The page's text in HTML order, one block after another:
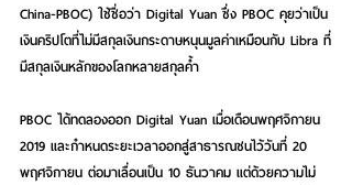
China-PBOC) ใช้ชื่อว่า Digital Yuan ซึ่ง PBOC คุยว่าเป็น
เงินคริปโตที่ไม่มีสกุลเงินกระดาษหนุนมูลค่าเหมือนกับ Libra ที่
มีสกุลเงินหลักของโลกหลายสกุลค้ำ
PBOC ได้ทดลองออก Digital Yuan เมื่อเดือนพฤศจิกายน
2019 และกำหนดระยะเวลาออกสู่สาธารณชนไว้วันที่ 20
พฤศจิกายน ต่อมาเลื่อนเป็น 10 ธันวาคม แต่ด้วยความไม่